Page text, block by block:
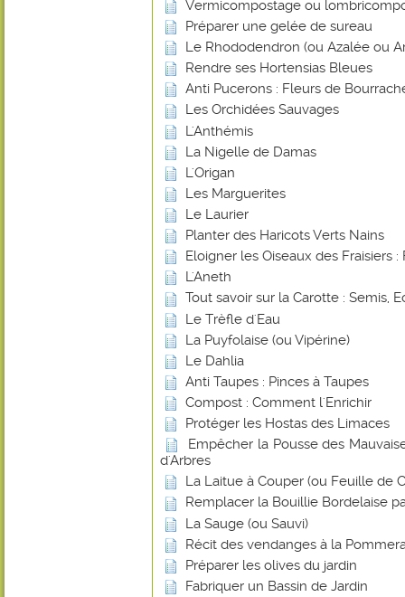
Vermicompostage ou
Préparer une gelée de sureau
Le Rhododendron (ou Azalée ou
Rendre ses Hortensias Bleues
Anti Pucerons : Fleurs de
Les Orchidées Sauvages
L'Anthémis
La Nigelle de Damas
L'Origan
Les Marguerites
Le Laurier
Planter des Haricots Verts Nains
Eloigner les Oiseaux des Fraisiers :
L'Aneth
Tout savoir sur la Carotte : Semis,
Le Trèfle d'Eau
La Puyfolaise (ou Vipérine)
Le Dahlia
Anti Taupes : Pinces à Taupes
Compost : Comment l'Enrichir
Protéger les Hostas des Limaces
Empêcher la Pousse des
d'Arbres
La Laitue à Couper (ou Feuille de
Remplacer la Bouillie Bordelaise
La Sauge (ou Sauvi)
Récit des vendanges à la
Préparer les olives du jardin
Fabriquer un Bassin de Jardin